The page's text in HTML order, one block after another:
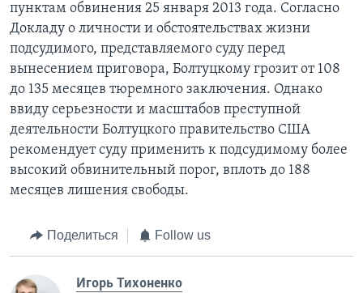
пунктам обвинения 25 января 2013 года. Согласно
Докладу о личности и обстоятельствах жизни
подсудимого, представляемого суду перед
вынесением приговора, Болтуцкому грозит от 108
до 135 месяцев тюремного заключения. Однако
ввиду серьезности и масштабов преступной
деятельности Болтуцкого правительство США
рекомендует суду применить к подсудимому более
высокий обвинительный порог, вплоть до 188
месяцев лишения свободы.
Поделиться Follow us
Игорь Тихоненко